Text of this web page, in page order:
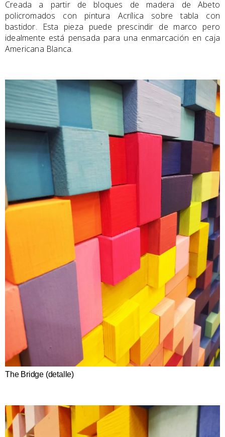
Creada a partir de bloques de madera de Abeto
policromados con pintura Acrílica sobre tabla con
bastidor. Esta pieza puede prescindir de marco pero
idealmente está pensada para una enmarcación en caja
Americana Blanca.
The Bridge (detalle)